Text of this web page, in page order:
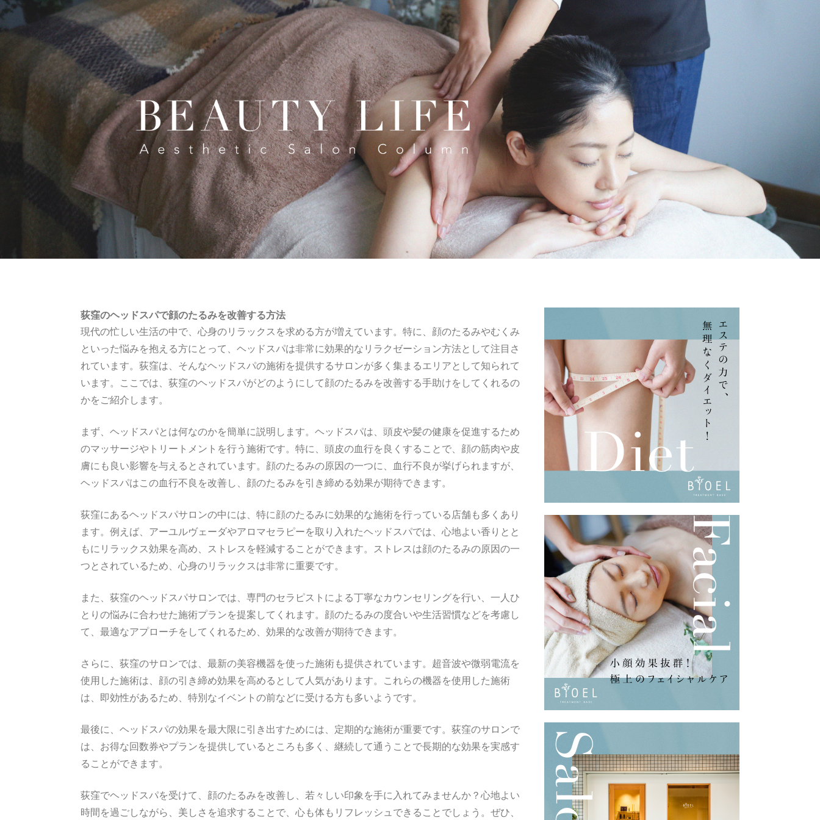
荻窪のヘッドスパで顔のたるみを改善する方法
現代の忙しい生活の中で、心身のリラックスを求める方が増えています。特に、顔のたるみやむくみ
といった悩みを抱える方にとって、ヘッドスパは非常に効果的なリラクゼーション方法として注目さ
れています。荻窪は、そんなヘッドスパの施術を提供するサロンが多く集まるエリアとして知られて
います。ここでは、荻窪のヘッドスパがどのようにして顔のたるみを改善する手助けをしてくれるの
かをご紹介します。
まず、ヘッドスパとは何なのかを簡単に説明します。ヘッドスパは、頭皮や髪の健康を促進するため
のマッサージやトリートメントを行う施術です。特に、頭皮の血行を良くすることで、顔の筋肉や皮
膚にも良い影響を与えるとされています。顔のたるみの原因の一つに、血行不良が挙げられますが、
ヘッドスパはこの血行不良を改善し、顔のたるみを引き締める効果が期待できます。
荻窪にあるヘッドスパサロンの中には、特に顔のたるみに効果的な施術を行っている店舗も多くあり
ます。例えば、アーユルヴェーダやアロマセラピーを取り入れたヘッドスパでは、心地よい香りとと
もにリラックス効果を高め、ストレスを軽減することができます。ストレスは顔のたるみの原因の一
つとされているため、心身のリラックスは非常に重要です。
また、荻窪のヘッドスパサロンでは、専門のセラピストによる丁寧なカウンセリングを行い、一人ひ
とりの悩みに合わせた施術プランを提案してくれます。顔のたるみの度合いや生活習慣などを考慮し
て、最適なアプローチをしてくれるため、効果的な改善が期待できます。
さらに、荻窪のサロンでは、最新の美容機器を使った施術も提供されています。超音波や微弱電流を
使用した施術は、顔の引き締め効果を高めるとして人気があります。これらの機器を使用した施術
は、即効性があるため、特別なイベントの前などに受ける方も多いようです。
最後に、ヘッドスパの効果を最大限に引き出すためには、定期的な施術が重要です。荻窪のサロンで
は、お得な回数券やプランを提供しているところも多く、継続して通うことで長期的な効果を実感す
ることができます。
荻窪でヘッドスパを受けて、顔のたるみを改善し、若々しい印象を手に入れてみませんか？心地よい
時間を過ごしながら、美しさを追求することで、心も体もリフレッシュできることでしょう。ぜひ、